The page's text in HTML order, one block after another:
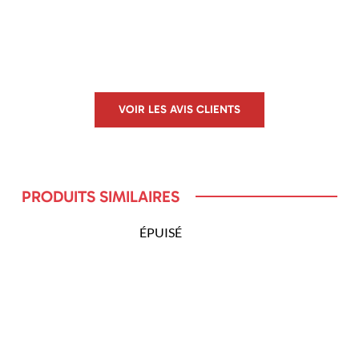
VOIR LES AVIS CLIENTS
PRODUITS SIMILAIRES
ÉPUISÉ